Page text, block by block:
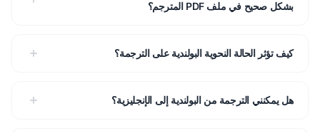
بشكل صحيح في ملف PDF المترجم؟
كيف تؤثر الحالة النحوية البولندية على الترجمة؟
هل يمكنني الترجمة من البولندية إلى الإنجليزية؟